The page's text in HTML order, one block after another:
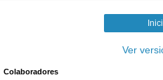
Ver
Colaboradores